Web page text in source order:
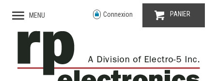
MENU Connexion PANIER